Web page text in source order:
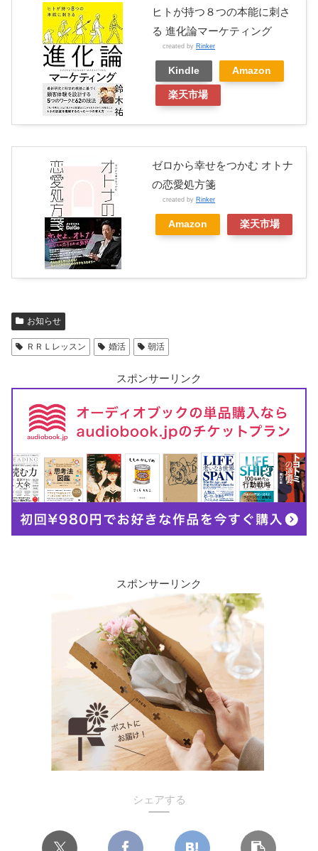
ヒトが持つ８つの本能に刺さ
る 進化論マーケティング
created by Rinker
Kindle Amazon
楽天市場
ゼロから幸せをつかむ オトナ
の恋愛処方箋
created by Rinker
Amazon 楽天市場
お知らせ
ＲＲＬレッスン 婚活 朝活
スポンサーリンク
スポンサーリンク
シェアする